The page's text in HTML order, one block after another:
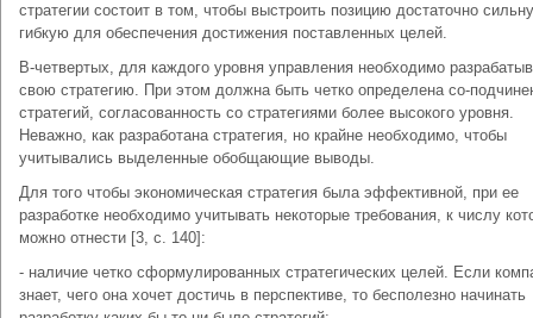
стратегии состоит в том, что­бы выстроить позицию достаточно
гибкую для обеспечения достижения поставленных целей.
В-четвертых, для каждого уровня управления необходимо
свою стратегию. При этом должна быть четко определена со-
стратегий, согласованность со стратегиями более вы­сокого уровня.
Неважно, как разработана стратегия, но крайне необхо­димо, чтобы
учитывались выделенные обобщающие выводы.
Для того чтобы экономическая стратегия была эффективной, при ее
разработке необходимо учитывать некоторые требования, к числу
можно отнести [3, c. 140]:
- наличие четко сформулированных стратегических целей. Если
знает, чего она хочет достичь в перспективе, то бесполез­но начинать